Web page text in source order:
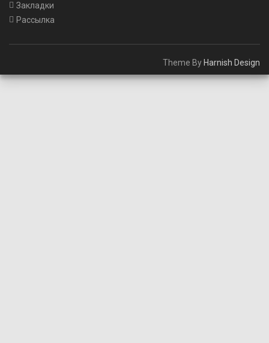
Закладки
Рассылка
Theme By Harnish Design